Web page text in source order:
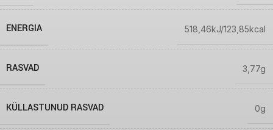
ENERGIA 518,46kJ/123,85kcal
RASVAD 3,77g
KÜLLASTUNUD RASVAD 0g